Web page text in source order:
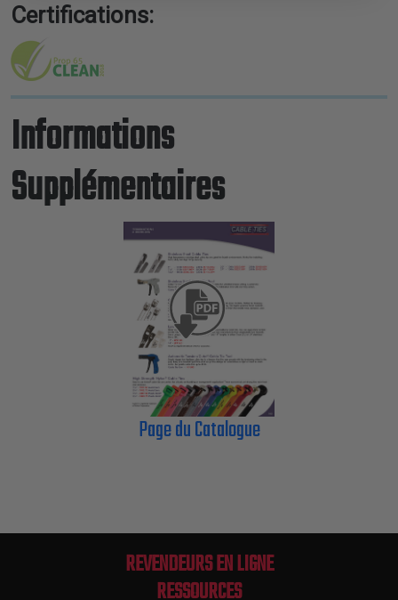
Certifications:
Informations
Supplémentaires
Page du Catalogue
REVENDEURS EN LIGNE
RESSOURCES